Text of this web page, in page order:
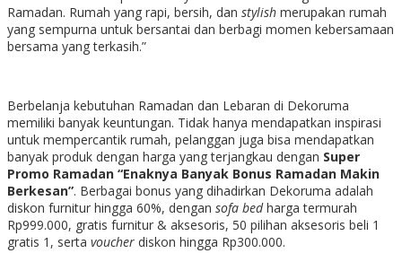
Ramadan. Rumah yang rapi, bersih, dan stylish merupakan rumah
yang sempurna untuk bersantai dan berbagi momen kebersamaan
bersama yang terkasih.”
Berbelanja kebutuhan Ramadan dan Lebaran di Dekoruma
memiliki banyak keuntungan. Tidak hanya mendapatkan inspirasi
untuk mempercantik rumah, pelanggan juga bisa mendapatkan
banyak produk dengan harga yang terjangkau dengan Super
Promo Ramadan “Enaknya Banyak Bonus Ramadan Makin
Berkesan”. Berbagai bonus yang dihadirkan Dekoruma adalah
diskon furnitur hingga 60%, dengan sofa bedharga termurah
Rp999.000, gratis furnitur & aksesoris, 50 pilihan aksesoris beli 1
gratis 1, serta voucher diskon hingga Rp300.000.